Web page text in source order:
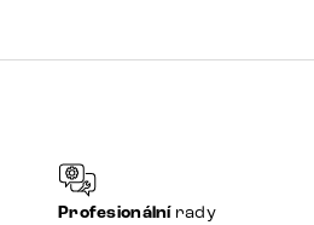
Profesionálnírady